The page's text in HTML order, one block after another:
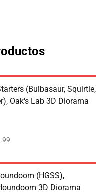
(Bulbasaur, Squirtle,
Oak's Lab 3D Diorama
(HGSS),
3D Diorama